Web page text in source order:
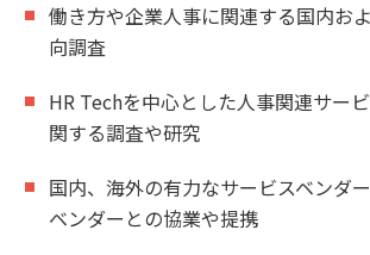
働き方や企業人事に関連する国内お
向調査
HR Techを中心とした人事関連サー
関する調査や研究
国内、海外の有力なサービスベンダ
ベンダーとの協業や提携